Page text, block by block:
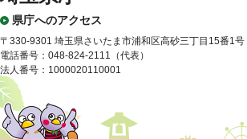
県庁へのアクセス
〒330-9301 埼玉県さいたま市浦和区高砂三丁目15番1号
電話番号：048-824-2111（代表）
法人番号：1000020110001